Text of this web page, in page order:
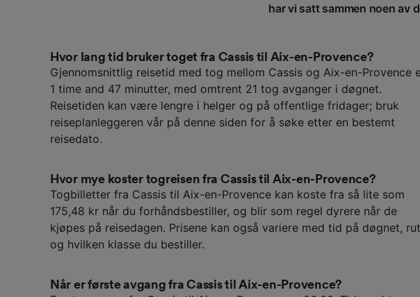
har vi satt sammen noen av
Hvor lang tid bruker toget fra Cassis til Aix-en-Provence?
Gjennomsnittlig reisetid med tog mellom Cassis og Aix-en-Provence
1 time and 47 minutter, med omtrent 21 tog avganger i døgnet.
Reisetiden kan være lengre i helger og på offentlige fridager; bruk
reiseplanleggeren vår på denne siden for å søke etter en bestemt
reisedato.
Hvor mye koster togreisen fra Cassis til Aix-en-Provence?
Togbilletter fra Cassis til Aix-en-Provence kan koste fra så lite som
175,48 kr når du forhåndsbestiller, og blir som regel dyrere når de
kjøpes på reisedagen. Prisene kan også variere med tid på døgnet,
og hvilken klasse du bestiller.
Når er første avgang fra Cassis til Aix-en-Provence?